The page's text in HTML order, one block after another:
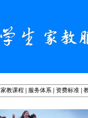
家教课程 服务体系 资费标准